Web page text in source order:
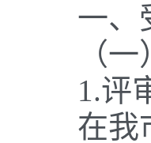
一、受
（一
1.评审
在我市